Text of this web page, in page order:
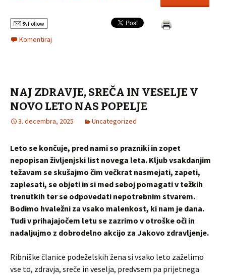
Follow
Komentiraj
NAJ ZDRAVJE, SREČA IN VESELJE V
NOVO LETO NAS POPELJE
3. decembra, 2025 Uncategorized
Leto se končuje, pred nami so prazniki in zopet
nepopisan življenjski list novega leta. Kljub vsakdanjim
težavam se skušajmo čim večkrat nasmejati, zapeti,
zaplesati, se objeti in si med seboj pomagati v težkih
trenutkih ter se odpovedati nepotrebnim stvarem.
Bodimo hvaležni za vsako malenkost, ki nam je dana.
Tudi v prihajajočem letu se zazrimo v otroške oči in
nadaljujmo z dobrodelno akcijo za Jakovo zdravljenje.
Ribniške članice podeželskih žena si vsako leto zaželimo
vse to, zdravja, sreče in veselja, predvsem pa prijetnega